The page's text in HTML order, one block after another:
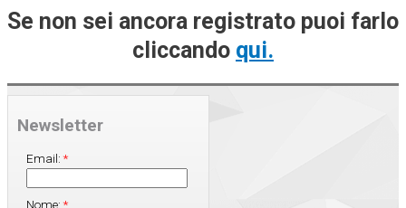
Se non sei ancora registrato puoi farlo
cliccando qui.
Newsletter
Email:*
Nome:*